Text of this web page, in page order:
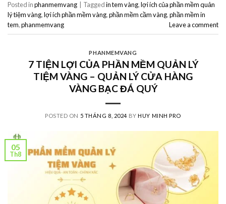
Posted inphanmemvang Taggedin tem vàng,lợi ích của phần mềm quản
lý tiệm vàng,lợi ích phần mềm vàng,phần mềm cầm vàng,phần mềm in
tem,phanmemvang Leave a comment
PHANMEMVANG
7 TIỆN LỢI CỦA PHẦN MỀM QUẢN LÝ
TIỆM VÀNG – QUẢN LÝ CỬA HÀNG
VÀNG BẠC ĐÁ QUÝ
POSTED ON 5 THÁNG 8, 2024 BYHUY MINH PRO
05
Th8